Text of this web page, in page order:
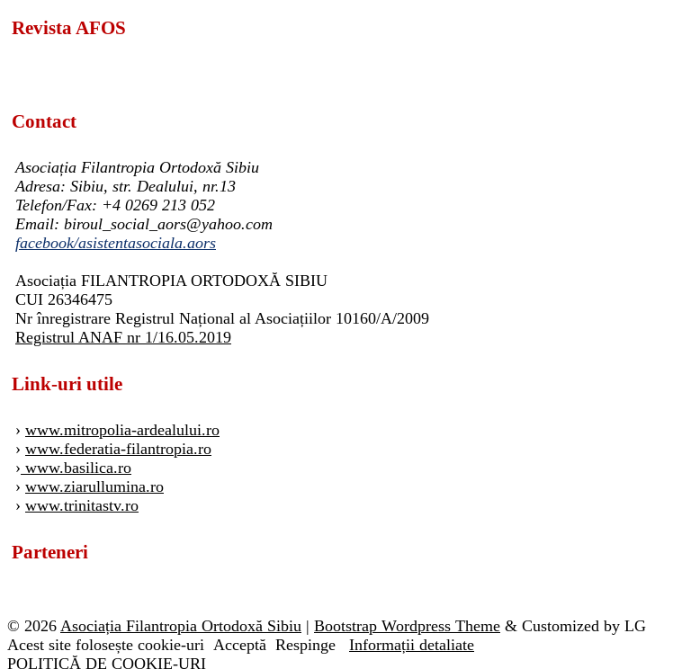
Revista AFOS
Contact
Asociația Filantropia Ortodoxă Sibiu
Adresa: Sibiu, str. Dealului, nr.13
Telefon/Fax: +4 0269 213 052
Email: biroul_social_aors@yahoo.com
facebook/asistentasociala.aors
Asociația FILANTROPIA ORTODOXĂ SIBIU
CUI 26346475
Nr înregistrare Registrul Național al Asociațiilor 10160/A/2009
Registrul ANAF nr 1/16.05.2019
Link-uri utile
› www.mitropolia-ardealului.ro
› www.federatia-filantropia.ro
› www.basilica.ro
› www.ziarullumina.ro
› www.trinitastv.ro
Parteneri
© 2026 Asociația Filantropia Ortodoxă Sibiu | Bootstrap Wordpress Theme & Customized by LG
Acest site folosește cookie-uri Acceptă Respinge
Informații detaliate
POLITICĂ DE COOKIE-URI